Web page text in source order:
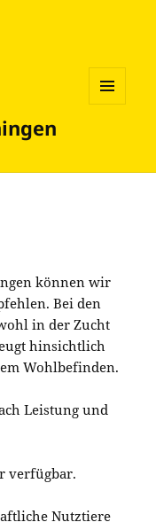
können wir
Bei den
in der Zucht
hinsichtlich
Wohlbefinden.
Leistung und
verfügbar.
Nutztiere